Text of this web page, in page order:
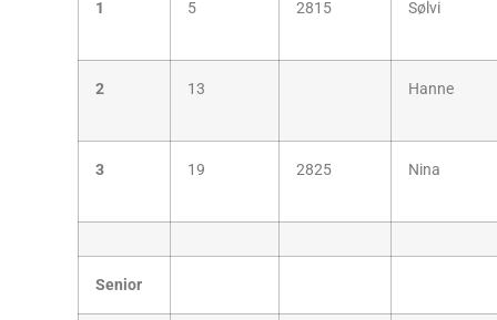
1 5 2815 Sølvi
2 13 Hanne
3 19 2825 Nina
Senior